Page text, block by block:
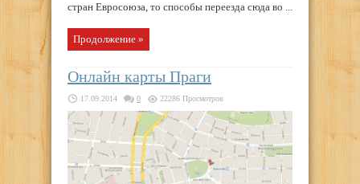
стран Евросоюза, то способы переезда сюда во ...
Продолжение »
Онлайн карты Праги
17.09.2014 0 22286 Просмотров